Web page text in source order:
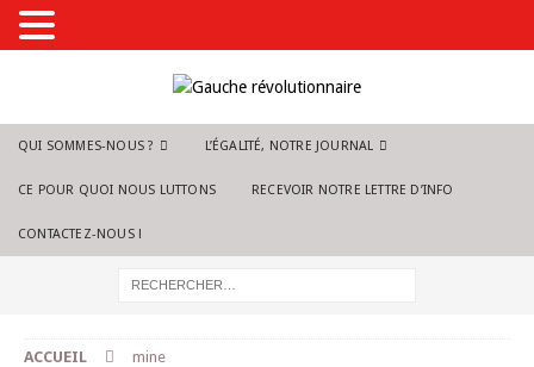
QUI SOMMES-NOUS ? L’ÉGALITÉ, NOTRE JOURNAL
CE POUR QUOI NOUS LUTTONS RECEVOIR NOTRE LETTRE D’INFO
CONTACTEZ-NOUS !
ACCUEIL mine